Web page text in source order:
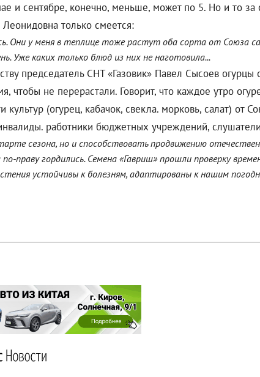
и сентябре, конечно, меньше, может по 5. Но и то
только смеется:
Они у меня в теплице тоже растут оба сорта от Союза
Уже каких только блюд из них не наготовила...
председатель СНТ «Газовик» Павел Сысоев огурцы
чтобы не перерастали. Говорит, что каждое утро
(огурец, кабачок, свекла. морковь, салат) от
работники бюджетных учреждений,
сезона, но и способствовать продвижению
праву гордились. Семена «Гавриш» прошли проверку
устойчивы к болезням, адаптированы к нашим